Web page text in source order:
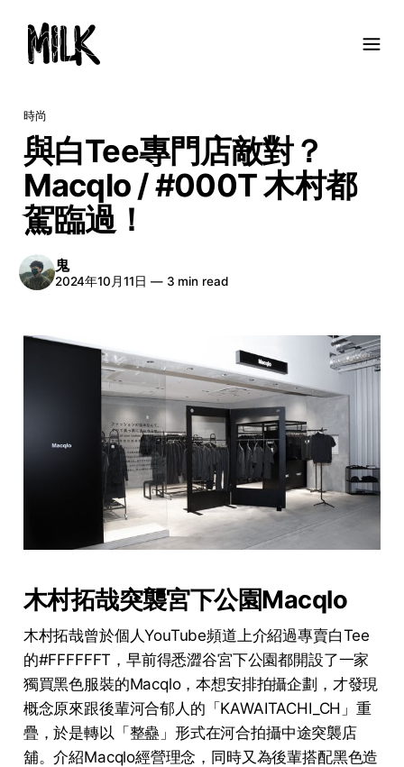
時尚
與白Tee專門店敵對？
Macqlo / #000T 木村都
駕臨過！
鬼
2024年10月11日 —3 min read
木村拓哉突襲宮下公園Macqlo
木村拓哉曾於個人YouTube頻道上介紹過專賣白Tee
的#FFFFFFT，早前得悉澀谷宮下公園都開設了一家
獨買黑色服裝的Macqlo，本想安排拍攝企劃，才發現
概念原來跟後輩河合郁人的「KAWAITACHI_CH」重
疊，於是轉以「整蠱」形式在河合拍攝中途突襲店
舖。介紹Macqlo經營理念，同時又為後輩搭配黑色造